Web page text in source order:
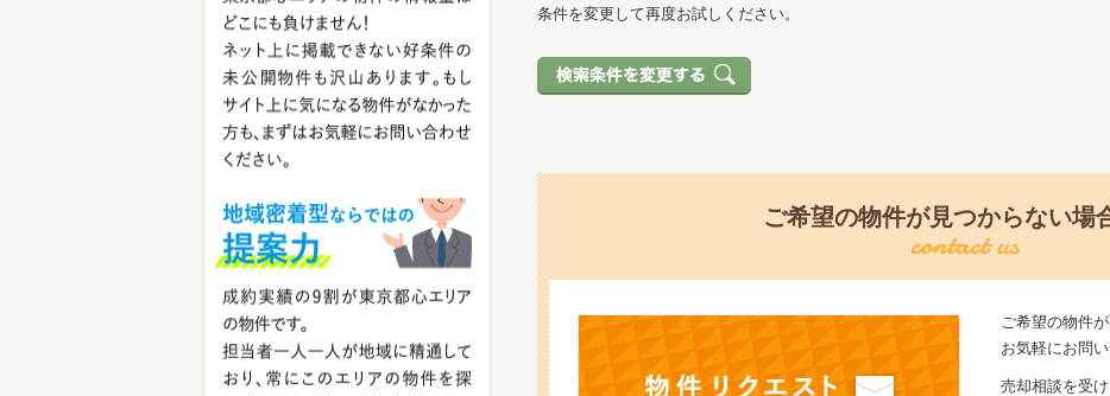
条件を変更して再度お試しください。
ご希望の物件が見つからない
ご希望の物件
お気軽にお問
売却相談を受